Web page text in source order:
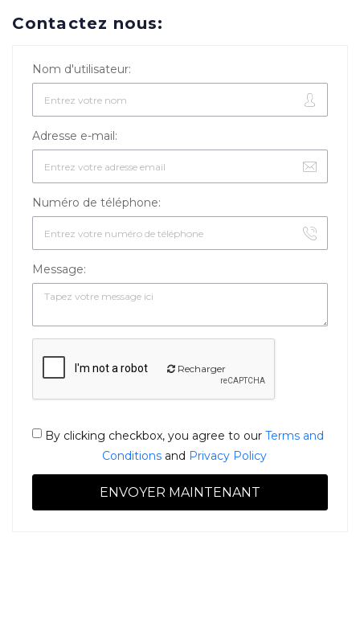
Contactez nous:
Nom d'utilisateur:
Adresse e-mail:
Numéro de téléphone:
Message:
Recharger
By clicking checkbox, you agree to ourTerms and
Conditions and Privacy Policy